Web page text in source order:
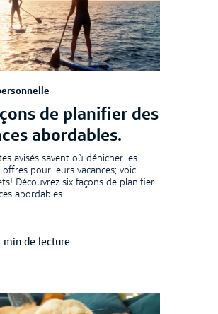
de planifier des
abordables.
avisés savent où dénicher les
offres pour leurs vacances; voici
Découvrez six façons de planifier
abordables.
min de lecture